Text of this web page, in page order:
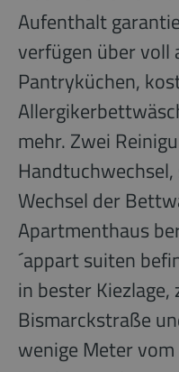
Aufenthalt
verfügen über voll
Pantryküchen,
mehr. Zwei
Wechsel der
Apartmenthaus
´appart suiten
in bester Kiezlage,
Bismarckstraße
wenige Meter